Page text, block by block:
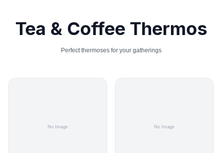
Tea & Coffee Thermos
Perfect thermoses for your gatherings